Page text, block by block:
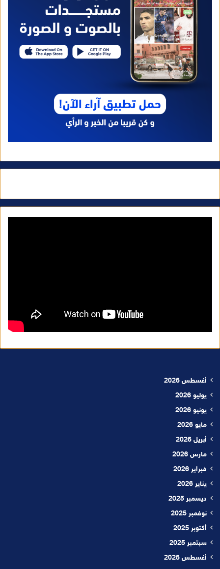
أغسطس 2026
يوليو 2026
يونيو 2026
مايو 2026
أبريل 2026
مارس 2026
فبراير 2026
يناير 2026
ديسمبر 2025
نوفمبر 2025
أكتوبر 2025
سبتمبر 2025
أغسطس 2025